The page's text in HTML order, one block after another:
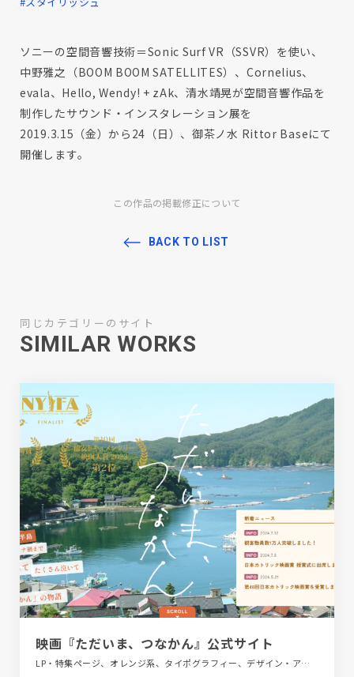
ソニーの空間音響技術＝Sonic Surf VR（SSVR）を使い、
中野雅之（BOOM BOOM SATELLITES）、Cornelius、
evala、Hello, Wendy! + zAk、清水靖晃が空間音響作品を
制作したサウンド・インスタレーション展を
2019.3.15（金）から24（日）、御茶ノ水 Rittor Baseにて
開催します。
この作品の掲載修正について
BACK TO LIST
同じカテゴリーのサイト
SIMILAR WORKS
映画『ただいま、つなかん』公式サイト
LP・特集ページ、オレンジ系、タイポグラフィー、デザイン・アート・音楽・文芸、ナチュラル、ポップ